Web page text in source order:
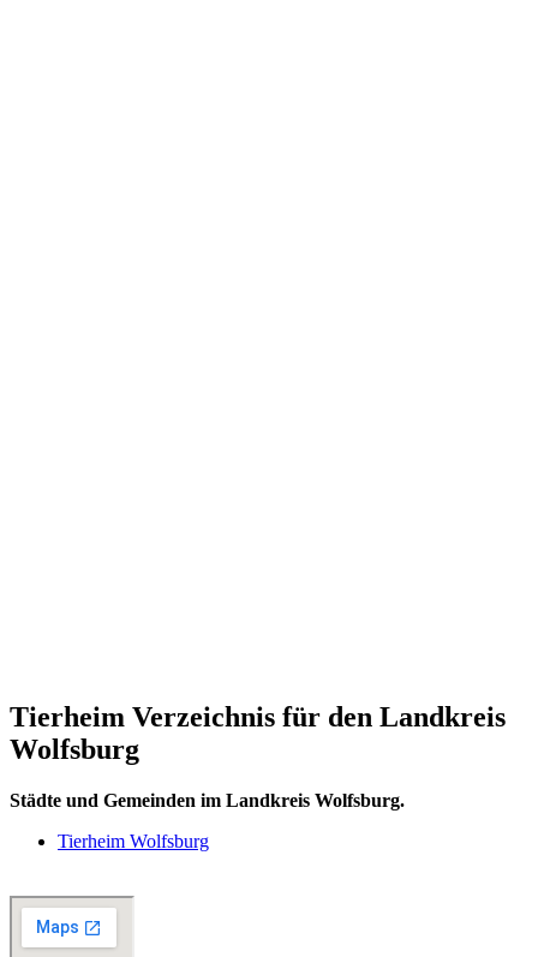
Tierheim Verzeichnis für den Landkreis
Wolfsburg
Städte und Gemeinden im Landkreis Wolfsburg.
Tierheim Wolfsburg